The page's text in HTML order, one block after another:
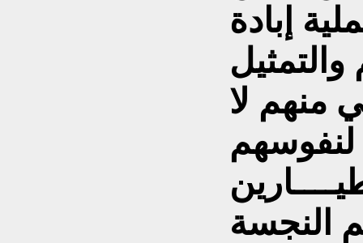
إبادة
والتمثيل
منهم لا
النجسة